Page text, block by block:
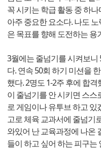
꼭 시키는 학급 활동 중 하
아주 중요한 요소다. 나도
은 목표를 향해 도전하는
3월에는 줄넘기를 시켜보니
다. 연속 50회 하기 미션을
했다. 2명도 1-2주 후에 합
이 줄넘기를 안 시키면 스
로 게임이나 유투브 하고 있
고로 체육 교과서에 줄넘기
와있어 난 교육과정에 나온
들이 하고 싶어 하는 피구는